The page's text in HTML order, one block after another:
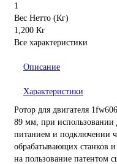
1
Вес Нетто (Кг)
1,200 Кг
Все характеристики
Описание
Характеристики
Ротор для двигателя
89 мм, при использовании
питанием и подключении
обрабатывающих станков
на пользование патентом